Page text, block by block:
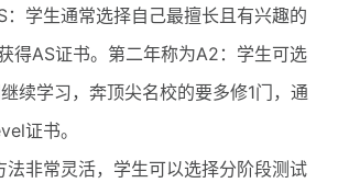
学生通常选择自己最擅长且有兴趣的
得AS证书。第二年称为A2：学生可选
续学习，奔顶尖名校的要多修1门，通
证书。
常灵活，学生可以选择分阶段测试